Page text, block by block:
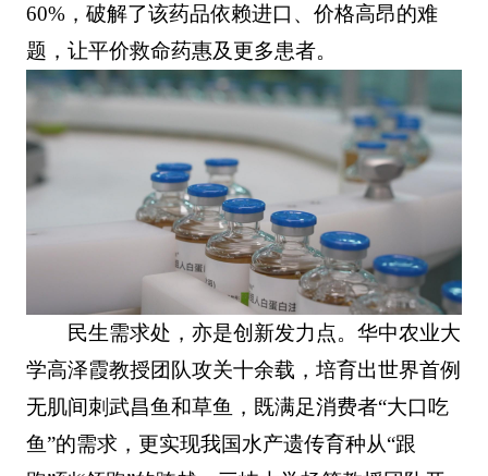
60%，破解了该药品依赖进口、价格高昂的难
题，让平价救命药惠及更多患者。
民生需求处，亦是创新发力点。华中农业大
学高泽霞教授团队攻关十余载，培育出世界首例
无肌间刺武昌鱼和草鱼，既满足消费者“大口吃
鱼”的需求，更实现我国水产遗传育种从“跟